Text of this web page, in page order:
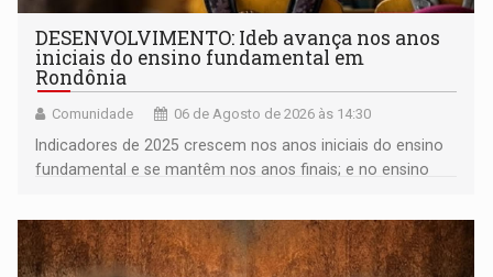
DESENVOLVIMENTO: Ideb avança nos anos
iniciais do ensino fundamental em
Rondônia
Comunidade 06 de Agosto de 2026 às 14:30
Indicadores de 2025 crescem nos anos iniciais do ensino
fundamental e se mantêm nos anos finais; e no ensino